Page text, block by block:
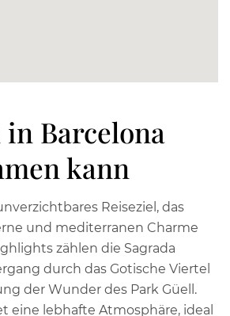
in Barcelona
kann
Reiseziel, das
und mediterranen Charme
zählen die Sagrada
durch das Gotische Viertel
der Wunder des Park Güell.
eine lebhafte Atmosphäre, ideal